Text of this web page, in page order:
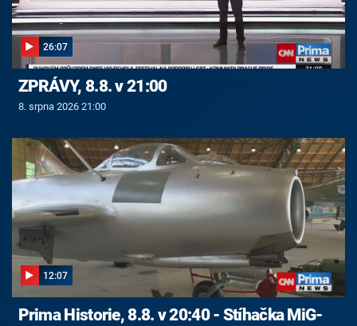
26:07
ZPRÁVY, 8.8. v 21:00
8. srpna 2026 21:00
12:07
Prima Historie, 8.8. v 20:40 - Stíhačka MiG-